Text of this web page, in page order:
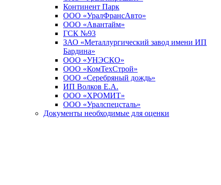
Континент Парк
ООО «УралФрансАвто»
ООО «Авантайм»
ГСК №93
ЗАО «Металлургический завод имени ИП
Бардина»
ООО «УНЭСКО»
ООО «КомТехСтрой»
ООО «Серебряный дождь»
ИП Волков Е.А.
ООО «ХРОМИТ»
ООО «Уралспецсталь»
Документы необходимые для оценки